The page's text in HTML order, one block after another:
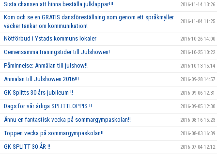
Sista chansen att hinna beställa julklappar!!! 2016-11-14 13:26
Kom och se en GRATIS dansföreställning som genom ett språkmyller
väcker tankar om kommunikation!
2016-11-04 11:25
Nötförbud i Ystads kommuns lokaler 2016-10-26 14:00
Gemensamma träningstider till Julshowen! 2016-10-25 10:22
Påminnelse: Anmälan till julshow!! 2016-10-13 15:14
Anmälan till Julshowen 2016!!! 2016-09-28 14:57
GK Splitts 30-års jubileum !! 2016-09-06 12:31
Dags för vår årliga SPLITTLOPPIS !! 2016-09-05 12:30
Ännu en fantastisk vecka på sommargympaskolan!! 2016-08-16 15:23
Toppen vecka på sommargympaskolan!! 2016-08-03 16:39
GK SPLITT 30 ÅR !! 2016-07-04 12:12